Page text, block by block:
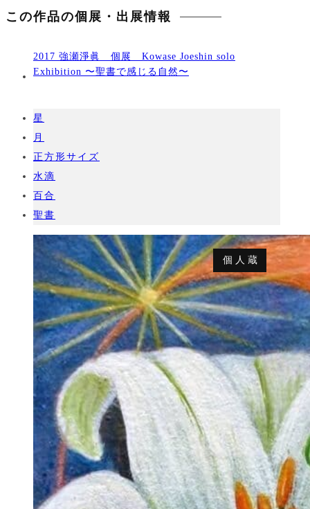
この作品の個展・出展情報
2017 強瀬淨眞 個展 Kowase Joeshin solo
Exhibition 〜聖書で感じる自然〜
星
月
正方形サイズ
水滴
百合
聖書
個人蔵